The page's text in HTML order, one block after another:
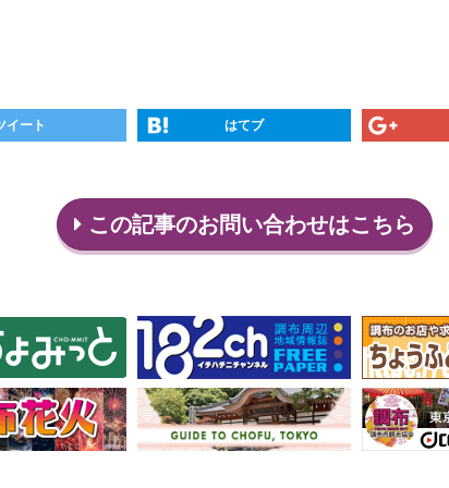
イート はてブ
この記事のお問い合わせはこちら